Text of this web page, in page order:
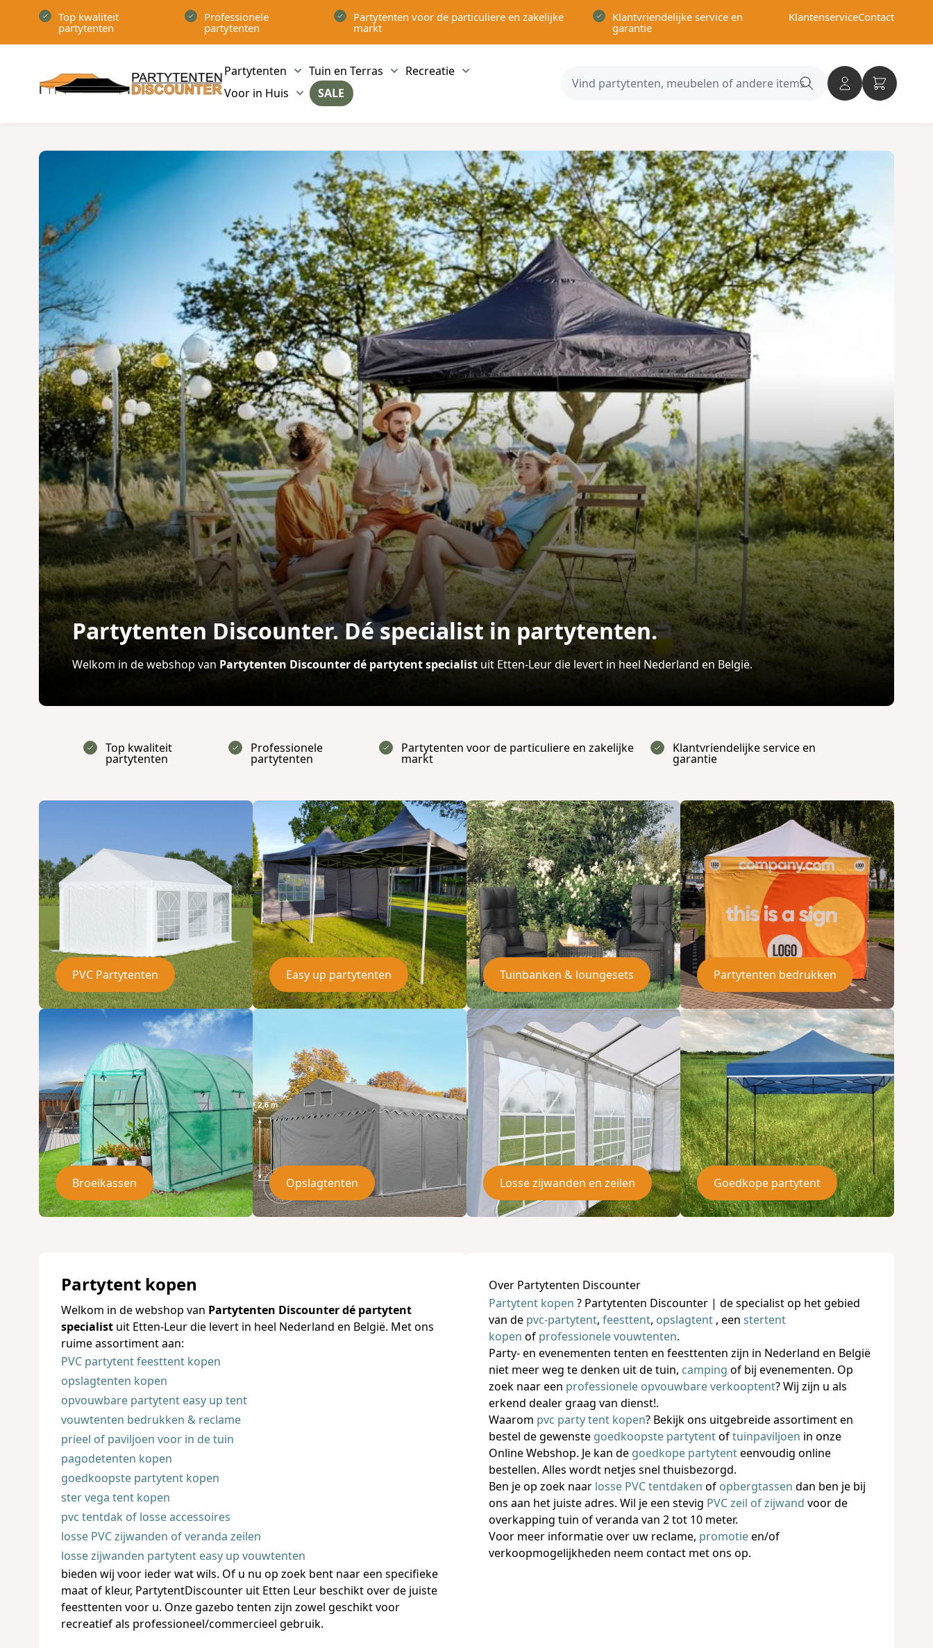
Top kwaliteit
partytenten
Professionele
partytenten
Partytenten voor de particuliere en zakelijke
markt
Klantvriendelijke service en
garantie
KlantenserviceContact
Partytenten
Show submenu for Partytenten category
Tuin en Terras
Show submenu for Tuin en Terras category
Recreatie
Show submenu for Recreatie category
Voor in Huis
Show submenu for Voor in Huis category
SALE
Search
Partytenten Discounter. Dé specialist in partytenten.
Welkom in de webshop van Partytenten Discounter dé partytent specialist uit Etten-Leur die levert in heel Nederland en België.
Top kwaliteit
partytenten
Professionele
partytenten
Partytenten voor de particuliere en zakelijke
markt
Klantvriendelijke service en
garantie
PVC Partytenten Easy up partytenten Tuinbanken & loungesets Partytenten bedrukken
Broeikassen Opslagtenten Losse zijwanden en zeilen Goedkope partytent
Partytent kopen
Welkom in de webshop van Partytenten Discounter dé partytent
specialist uit Etten-Leur die levert in heel Nederland en België. Met ons
ruime assortiment aan:
PVC partytent feesttent kopen
opslagtenten kopen
opvouwbare partytent easy up tent
vouwtenten bedrukken & reclame
prieel of paviljoen voor in de tuin
pagodetenten kopen
goedkoopste partytent kopen
ster vega tent kopen
pvc tentdak of losse accessoires
losse PVC zijwanden of veranda zeilen
losse zijwanden partytent easy up vouwtenten
bieden wij voor ieder wat wils. Of u nu op zoek bent naar een specifieke
maat of kleur, PartytentDiscounter uit Etten Leur beschikt over de juiste
feesttenten voor u. Onze gazebo tenten zijn zowel geschikt voor
recreatief als professioneel/commercieel gebruik.
Over Partytenten Discounter
Partytent kopen ? Partytenten Discounter | de specialist op het gebied
van de pvc-partytent, feesttent, opslagtent , een stertent
kopen of professionele vouwtenten.
Party- en evenementen tenten en feesttenten zijn in Nederland en België
niet meer weg te denken uit de tuin, camping of bij evenementen. Op
zoek naar een professionele opvouwbare verkooptent? Wij zijn u als
erkend dealer graag van dienst!.
Waarom pvc party tent kopen? Bekijk ons uitgebreide assortiment en
bestel de gewenste goedkoopste partytentoftuinpaviljoen in onze
Online Webshop. Je kan de goedkope partytenteenvoudig online
bestellen. Alles wordt netjes snel thuisbezorgd.
Ben je op zoek naar losse PVC tentdaken of opbergtassen dan ben je bij
ons aan het juiste adres. Wil je een stevig PVC zeil of zijwand voor de
overkapping tuin of veranda van 2 tot 10 meter.
Voor meer informatie over uw reclame, promotieen/of
verkoopmogelijkheden neem contact met ons op.